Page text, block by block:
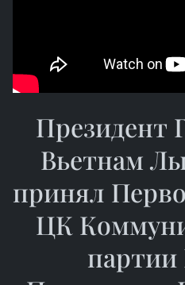
Президент
Вьетнам
принял
ЦК